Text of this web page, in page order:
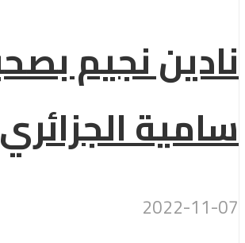
نادين نجيم
سامية الجزائري
2022-11-07